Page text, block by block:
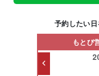
予約したい
もとび